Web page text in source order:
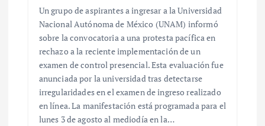
Un grupo de aspirantes a ingresar a la Universidad
Nacional Autónoma de México (UNAM) informó
sobre la convocatoria a una protesta pacífica en
rechazo a la reciente implementación de un
examen de control presencial. Esta evaluación fue
anunciada por la universidad tras detectarse
irregularidades en el examen de ingreso realizado
en línea. La manifestación está programada para el
lunes 3 de agosto al mediodía en la…